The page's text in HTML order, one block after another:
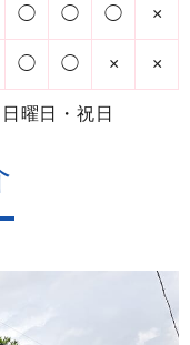
◯ ◯ ◯ ×
◯ ◯ × ×
曜日・祝日